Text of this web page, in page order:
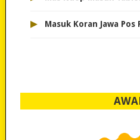
▸ Masuk Koran Jawa Pos